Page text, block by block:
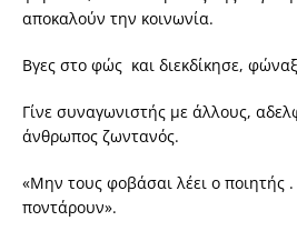
αποκαλούν την κοινωνία.
Βγες στο φώς και διεκδίκησε,
Γίνε συναγωνιστής με άλλους,
άνθρωπος ζωντανός.
«Μην τους φοβάσαι λέει ο ποιητής
ποντάρουν».